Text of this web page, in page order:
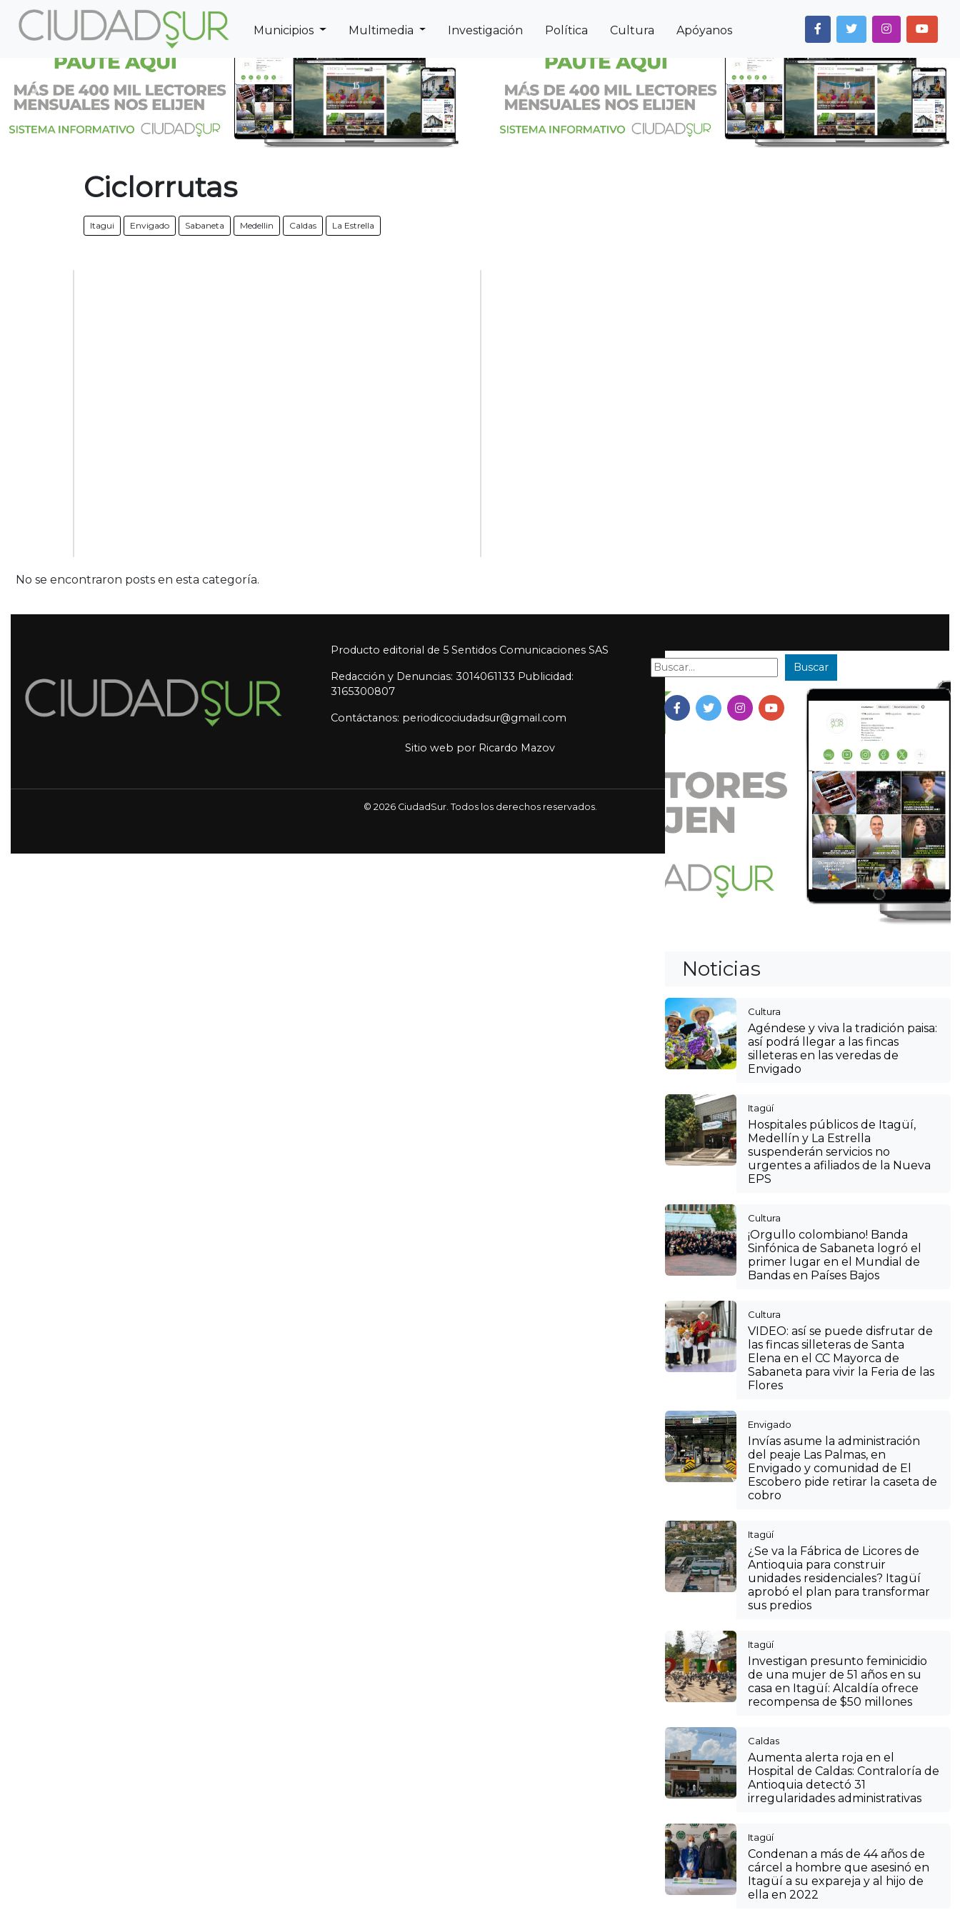
Municipios Multimedia Investigación Política Cultura Apóyanos
Previous Next Previous Next
Ciclorrutas
Itagui Envigado Sabaneta Medellin Caldas La Estrella
No se encontraron posts en esta categoría.
Previous Next
Noticias
Cultura
Agéndese y viva la tradición paisa:
así podrá llegar a las fincas
silleteras en las veredas de
Envigado
Itagüí
Hospitales públicos de Itagüí,
Medellín y La Estrella
suspenderán servicios no
urgentes a afiliados de la Nueva
EPS
Cultura
¡Orgullo colombiano! Banda
Sinfónica de Sabaneta logró el
primer lugar en el Mundial de
Bandas en Países Bajos
Cultura
VIDEO: así se puede disfrutar de
las fincas silleteras de Santa
Elena en el CC Mayorca de
Sabaneta para vivir la Feria de las
Flores
Envigado
Invías asume la administración
del peaje Las Palmas, en
Envigado y comunidad de El
Escobero pide retirar la caseta de
cobro
Itagüí
¿Se va la Fábrica de Licores de
Antioquia para construir
unidades residenciales? Itagüí
aprobó el plan para transformar
sus predios
Itagüí
Investigan presunto feminicidio
de una mujer de 51 años en su
casa en Itagüí: Alcaldía ofrece
recompensa de $50 millones
Caldas
Aumenta alerta roja en el
Hospital de Caldas: Contraloría de
Antioquia detectó 31
irregularidades administrativas
Itagüí
Condenan a más de 44 años de
cárcel a hombre que asesinó en
Itagüí a su expareja y al hijo de
ella en 2022
Producto editorial de 5 Sentidos Comunicaciones SAS
Redacción y Denuncias: 3014061133 Publicidad:
3165300807
Contáctanos: periodicociudadsur@gmail.com
Buscar: Buscar
Sitio web por Ricardo Mazov
© 2026 CiudadSur. Todos los derechos reservados.